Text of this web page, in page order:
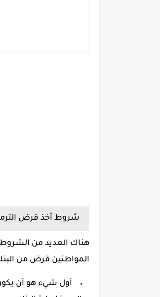
شروط أخذ قرض الترميم
هناك العديد من الشروط
المواطنين قرض من
أول شيء هو أن